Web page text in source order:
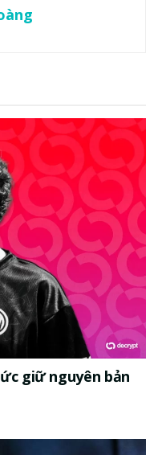
giữ nguyên bản